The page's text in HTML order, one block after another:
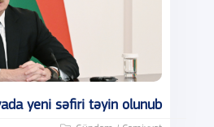
yeni səfiri təyin olunub